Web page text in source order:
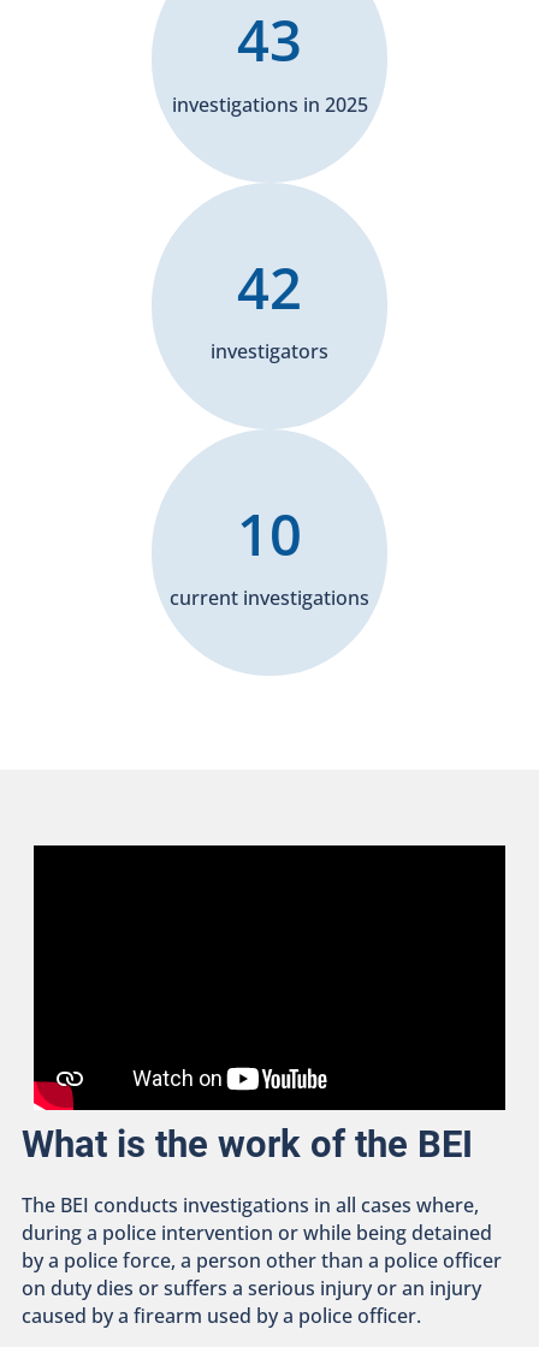
investigations in 2025
43
investigators
42
current investigations
10
What is the work of the BEI
The BEI conducts investigations in all cases where,
during a police intervention or while being detained
by a police force, a person other than a police officer
on duty dies or suffers a serious injury or an injury
caused by a firearm used by a police officer.